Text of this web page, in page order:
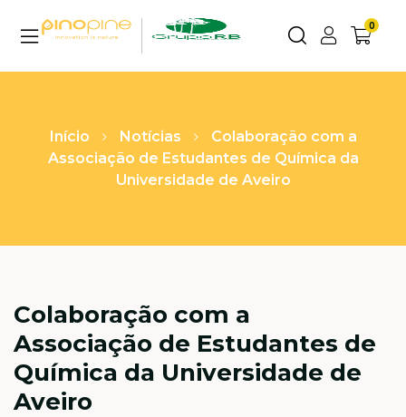
0
Início Notícias
Colaboração com a
Associação de Estudantes de Química da
Universidade de Aveiro
Colaboração com a
Associação de Estudantes de
Química da Universidade de
Aveiro